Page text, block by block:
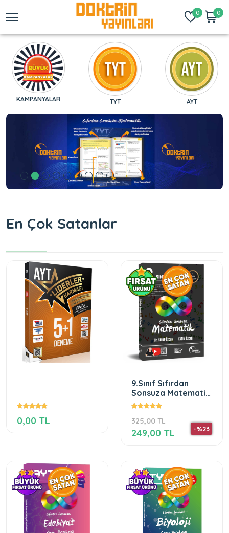
0 0
KAMPANYALAR TYT AYT
En Çok Satanlar
0,00 TL
9.Sınıf Sıfırdan
Sonsuza Matematik
1.Dönem Fasikülü
325,00 TL
-%23
249,00 TL